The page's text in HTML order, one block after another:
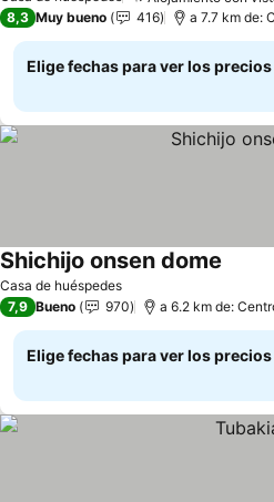
8,3 Muy bueno 416 a 7.7 km de:
Elige fechas para ver los
Casa de huéspedes
Shichijo onsen dome
7,9 Bueno 970 a 6.2 km de:
Elige fechas para ver los